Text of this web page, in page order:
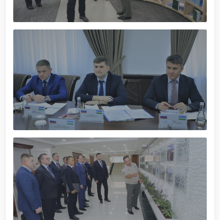
xizmat itlari ko‘rgazmasi tashkil etildi. // “Dog
biatloni” bellashuvining 6-respublika idoralararo
musobaqasi g'oliblari aniqlandi. // O‘zbekistonning
harbiy salohiyatini mustahkamlash: islohotlar va
ustuvor vazifalar.// Milliy gvardiya qo‘mondoni
Jamoat xavfsizligi universiteti bitiruvchi kursantlari
bilan uchrashdi.// 9-may — Xotira va qadrlash kuni
munosabati bilan Milliy gvardiya qoʻmondonligi
tomonidan poytaxtimizda istiqomat qiluvchi Ikkinchi
jahon urushi qatnashchilari va faxriylari holidan xabar
olindi. // “Uyg‘oq xotira” nomli teatrlashtirilgan
musiqiy konsert dasturi namoyish qilindi.// “Uch
avlod uchrashuvi” hamda “Bizning qahramonlar”
kitobining taqdimotiga bag‘ishlangan tadbir tashkil
etildi.// “Men G‘olib Run” yugurish musobaqasida
gvardiyachilar faxrli o'rinlarni egallashdi.//
Hamkorlikdagi profilaktik tadbirlar davom
ettirilmoqda. Xavfsiz muhitni ta’minlashga
qaratilgan chora-tadbirlar Milliy gvardiya
qo‘mondoni general-polkovnik B. Tashmatov
rahbarligida Yunusobod tumanida amalga oshirildi //
Buyuk davlat arbobi Sohibqiron Amir Temur